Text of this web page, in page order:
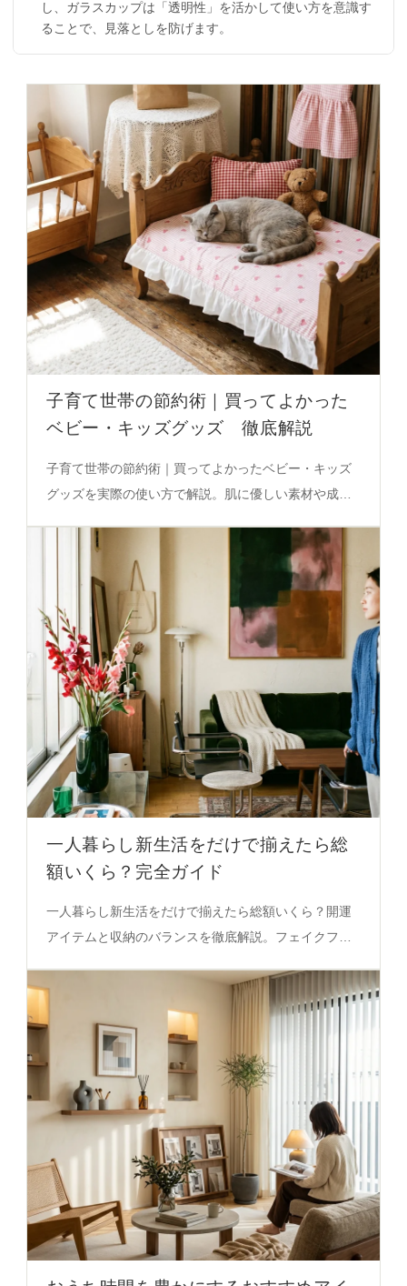
し、ガラスカップは「透明性」を活かして使い方を意識す
ることで、見落としを防げます。
子育て世帯の節約術｜買ってよかった
ベビー・キッズグッズ 徹底解説
子育て世帯の節約術｜買ってよかったベビー・キッズ
グッズを実際の使い方で解説。肌に優しい素材や成長
一人暮らし新生活をだけで揃えたら総
額いくら？完全ガイド
一人暮らし新生活をだけで揃えたら総額いくら？開運
アイテムと収納のバランスを徹底解説。フェイクフラ